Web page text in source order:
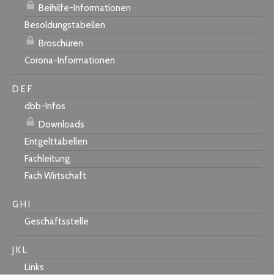
Beihilfe-Informationen
Besoldungstabellen
Broschüren
Corona-Informationen
D E F
dbb-Infos
Downloads
Entgelttabellen
Fachleitung
Fach Wirtschaft
G H I
Geschäftsstelle
J K L
Links